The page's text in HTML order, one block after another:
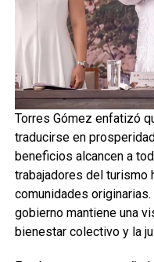
Torres Gómez enfatizó
traducirse en
beneficios alcancen a
trabajadores del turismo
comunidades
gobierno mantiene una
bienestar colectivo y la